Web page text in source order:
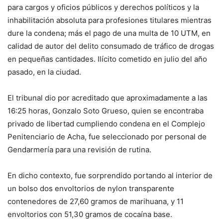
para cargos y oficios públicos y derechos políticos y la
inhabilitación absoluta para profesiones titulares mientras
dure la condena; más el pago de una multa de 10 UTM, en
calidad de autor del delito consumado de tráfico de drogas
en pequeñas cantidades. Ilícito cometido en julio del año
pasado, en la ciudad.
El tribunal dio por acreditado que aproximadamente a las
16:25 horas, Gonzalo Soto Grueso, quien se encontraba
privado de libertad cumpliendo condena en el Complejo
Penitenciario de Acha, fue seleccionado por personal de
Gendarmería para una revisión de rutina.
En dicho contexto, fue sorprendido portando al interior de
un bolso dos envoltorios de nylon transparente
contenedores de 27,60 gramos de marihuana, y 11
envoltorios con 51,30 gramos de cocaína base.